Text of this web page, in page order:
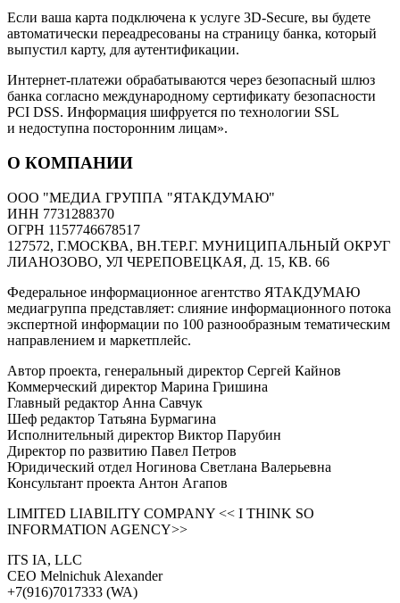
Если ваша карта подключена к услуге 3D-Secure, вы будете
автоматически переадресованы на страницу банка, который
выпустил карту, для аутентификации.
Интернет-платежи обрабатываются через безопасный шлюз
банка согласно международному сертификату безопасности
PCI DSS. Информация шифруется по технологии SSL
и недоступна посторонним лицам».
О КОМПАНИИ
ООО "МЕДИА ГРУППА "ЯТАКДУМАЮ"
ИНН 7731288370
ОГРН 1157746678517
127572, Г.МОСКВА, ВН.ТЕР.Г. МУНИЦИПАЛЬНЫЙ ОКРУГ
ЛИАНОЗОВО, УЛ ЧЕРЕПОВЕЦКАЯ, Д. 15, КВ. 66
Федеральное информационное агентство ЯТАКДУМАЮ
медиагруппа представляет: слияние информационного потока
экспертной информации по 100 разнообразным тематическим
направлением и маркетплейс.
Автор проекта, генеральный директор Сергей Кайнов
Коммерческий директор Марина Гришина
Главный редактор Анна Савчук
Шеф редактор Татьяна Бурмагина
Исполнительный директор Виктор Парубин
Директор по развитию Павел Петров
Юридический отдел Ногинова Светлана Валерьевна
Консультант проекта Антон Агапов
LIMITED LIABILITY COMPANY << I THINK SO
INFORMATION AGENCY>>
ITS IA, LLC
CEO Melnichuk Alexander
+7(916)7017333 (WA)